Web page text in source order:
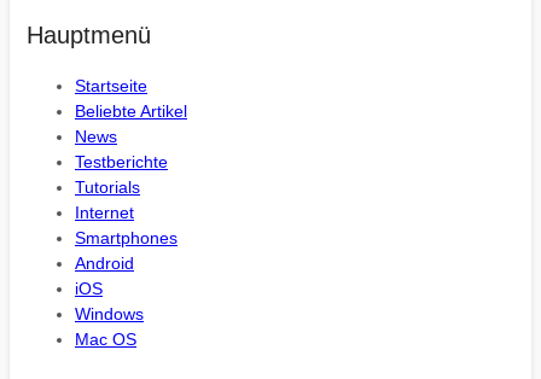
Hauptmenü
Startseite
Beliebte Artikel
News
Testberichte
Tutorials
Internet
Smartphones
Android
iOS
Windows
Mac OS